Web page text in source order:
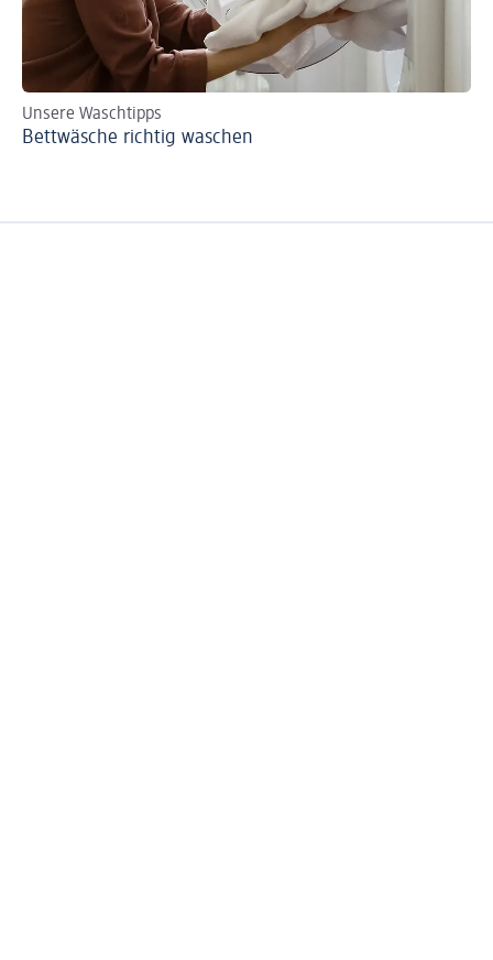
Unsere Waschtipps
Bettwäsche richtig waschen